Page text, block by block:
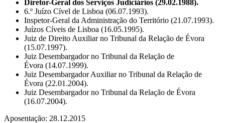
Diretor-Geral dos Serviços Judiciários (29.02.1988).
6.º Juízo Cível de Lisboa (06.07.1993).
Inspetor-Geral da Administração do Território (21.07.1993).
Juízos Cíveis de Lisboa (16.05.1995).
Juiz de Direito Auxiliar no Tribunal da Relação de Évora
(15.07.1997).
Juiz Desembargador no Tribunal da Relação de
Évora (14.07.1999).
Juiz Desembargador Auxiliar no Tribunal da Relação de
Évora (22.01.2004).
Juiz Desembargador no Tribunal da Relação de Évora
(16.07.2004).
Aposentação: 28.12.2015